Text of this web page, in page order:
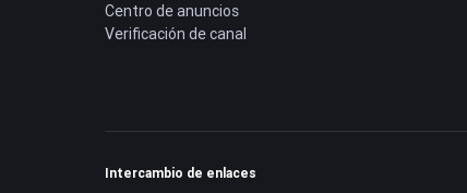
Centro de anuncios
Verificación de canal
Intercambio de enlaces